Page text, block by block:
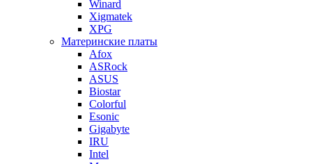
Winard
Xigmatek
XPG
Материнские платы
Afox
ASRock
ASUS
Biostar
Colorful
Esonic
Gigabyte
IRU
Intel